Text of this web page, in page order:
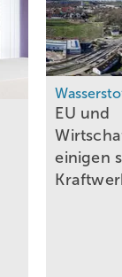
EU und
einigen